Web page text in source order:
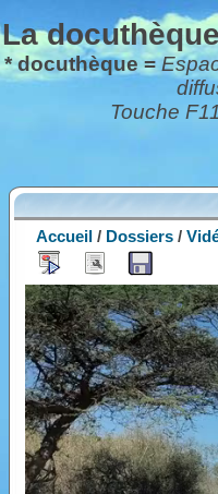
La
* docuthèque =
Touche
Accueil / Dossiers /